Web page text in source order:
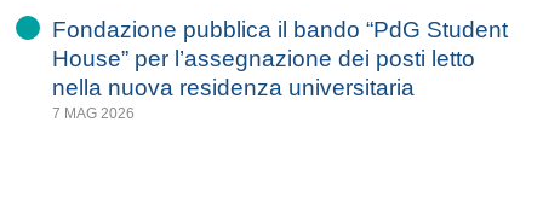
Fondazione pubblica il bando “PdG Student
House” per l’assegnazione dei posti letto
nella nuova residenza universitaria
7 MAG 2026